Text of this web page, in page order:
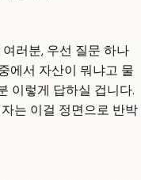
러분, 우선 질문 하나
에서 자산이 뭐냐고 물
이렇게 답하실 겁니다.
는 이걸 정면으로 반박